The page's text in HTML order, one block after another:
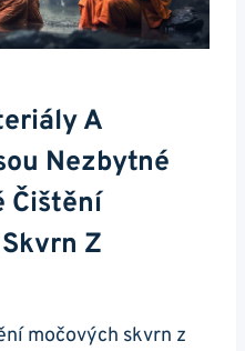
A
Nezbytné
Čištění
Z
močových skvrn z